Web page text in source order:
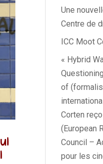
Une
Centre de
ICC Moot
« Hybrid
of
Corten
(European
Council –
pour les